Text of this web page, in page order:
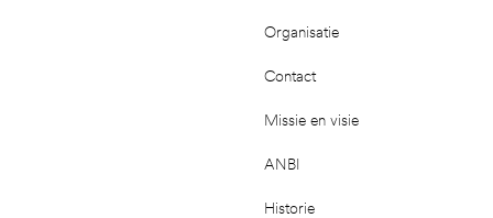
Organisatie
Contact
Missie en visie
ANBI
Historie